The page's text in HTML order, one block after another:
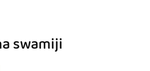
swamiji